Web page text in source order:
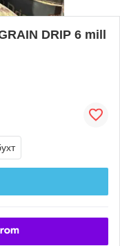
DRIP 6 mill